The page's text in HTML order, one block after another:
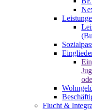
Flucht &